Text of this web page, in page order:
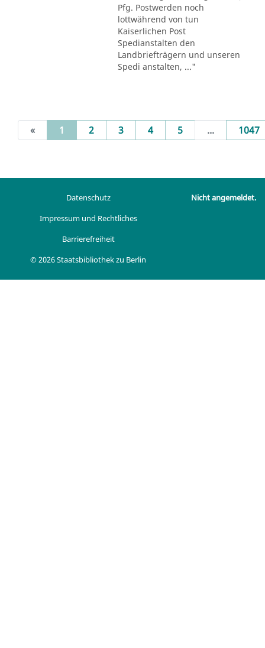
Pfg. Postwerden noch
lottwährend von tun
Kaiserlichen Post
Spedianstalten den
Landbriefträgern und unseren
Spedi anstalten, ..."
« 1 (current)
2 3 4 5 ... 1047
Datenschutz
Impressum und Rechtliches
Barrierefreiheit
© 2026 Staatsbibliothek zu Berlin
Nicht angemeldet.